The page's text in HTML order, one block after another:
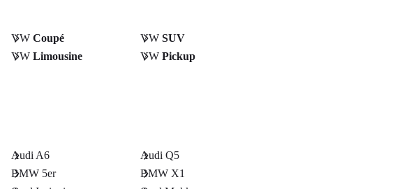
VWCoupé VW SUV
VWLimousine VW Pickup
Audi A6
Audi Q5
BMW 5er
BMW X1